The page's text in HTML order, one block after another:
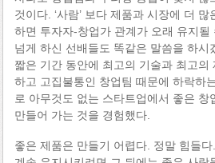
것이다. ‘사람’ 보다 제품과 시장에 더
하면 투자자-창업가 관계가 오래 유지될
넘게 하신 선배들도 똑같은 말씀을 하시
짧은 기간 동안에 최고의 기술과 최고의
하고 고집불통인 창업팀 때문에 하락하
로 아무것도 없는 스타트업에서 좋은 창
만들어 가는 것을 경험했다.
좋은 제품은 만들기 어렵다. 정말 힘들